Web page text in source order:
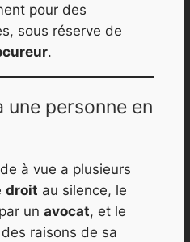
pour des
sous réserve de
.
une personne en
à vue a plusieurs
droit au silence, le
un avocat, et le
raisons de sa